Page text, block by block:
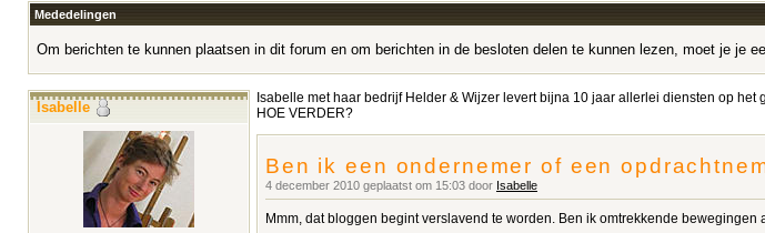
Mededelingen
Om berichten te kunnen plaatsen in dit forum en om berichten in de besloten delen te kunnen lezen, moet je je
Isabelle met haar bedrijf Helder & Wijzer levert bijna 10 jaar allerlei diensten op
HOE VERDER?
Ben ik een ondernemer of een
4 december 2010 geplaatst om 15:03 door Isabelle
Mmm, dat bloggen begint verslavend te worden. Ben ik omtrekkende
Isabelle